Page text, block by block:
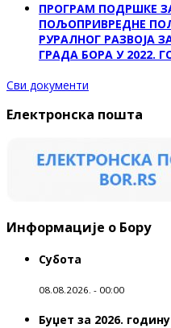
ПРОГРАМ ПОДРШКЕ
ПОЉОПРИВРЕДНЕ
РУРАЛНОГ РАЗВОЈА
ГРАДА БОРА У 2022.
Сви документи
Електронска пошта
Информације о Бору
Субота
08.08.2026. - 00:00
Буџет за 2026. годину